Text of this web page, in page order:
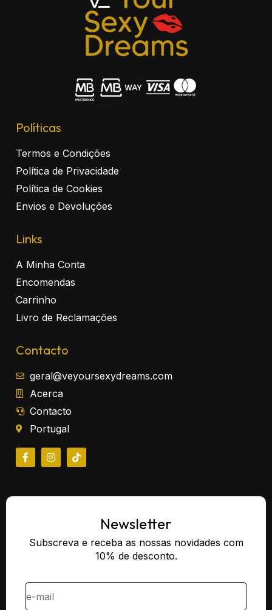
Políticas
Termos e Condições
Política de Privacidade
Política de Cookies
Envios e Devoluções
Links
A Minha Conta
Encomendas
Carrinho
Livro de Reclamações
Contacto
geral@veyoursexydreams.com
Acerca
Contacto
Portugal
Newsletter
Subscreva e receba as nossas novidades com
10% de desconto.